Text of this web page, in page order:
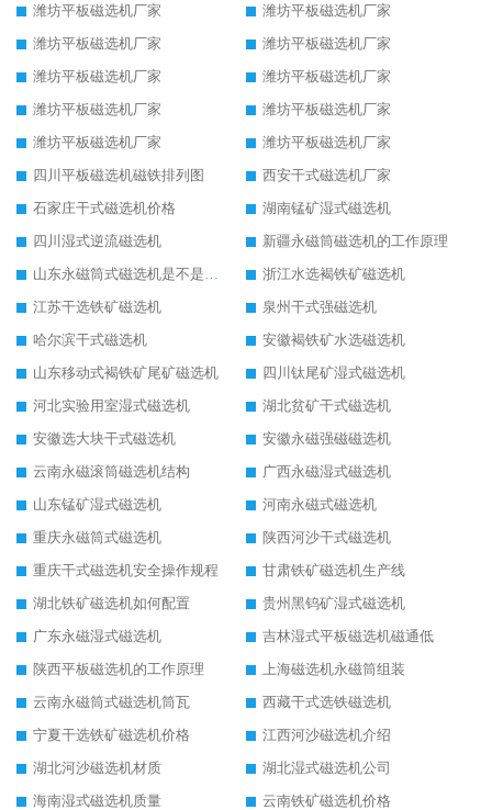
潍坊平板磁选机厂家
潍坊平板磁选机厂家
潍坊平板磁选机厂家
潍坊平板磁选机厂家
潍坊平板磁选机厂家
潍坊平板磁选机厂家
潍坊平板磁选机厂家
潍坊平板磁选机厂家
潍坊平板磁选机厂家
潍坊平板磁选机厂家
四川平板磁选机磁铁排列图
西安干式磁选机厂家
石家庄干式磁选机价格
湖南锰矿湿式磁选机
四川湿式逆流磁选机
新疆永磁筒磁选机的工作原理
浙江水选褐铁矿磁选机
江苏干选铁矿磁选机
泉州干式强磁选机
哈尔滨干式磁选机
安徽褐铁矿水选磁选机
山东移动式褐铁矿尾矿磁选机
四川钛尾矿湿式磁选机
河北实验用室湿式磁选机
湖北贫矿干式磁选机
安徽选大块干式磁选机
安徽永磁强磁磁选机
云南永磁滚筒磁选机结构
广西永磁湿式磁选机
山东锰矿湿式磁选机
河南永磁式磁选机
重庆永磁筒式磁选机
陕西河沙干式磁选机
重庆干式磁选机安全操作规程
甘肃铁矿磁选机生产线
湖北铁矿磁选机如何配置
贵州黑钨矿湿式磁选机
广东永磁湿式磁选机
吉林湿式平板磁选机磁通低
陕西平板磁选机的工作原理
上海磁选机永磁筒组装
云南永磁筒式磁选机筒瓦
西藏干式选铁磁选机
宁夏干选铁矿磁选机价格
江西河沙磁选机介绍
湖北河沙磁选机材质
湖北湿式磁选机公司
海南湿式磁选机质量
云南铁矿磁选机价格